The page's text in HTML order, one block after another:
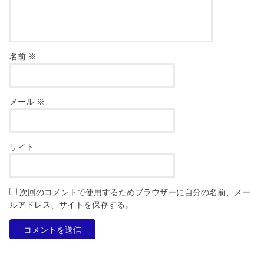
名前 ※
メール ※
サイト
次回のコメントで使用するためブラウザーに自分の名前、メー
ルアドレス、サイトを保存する。